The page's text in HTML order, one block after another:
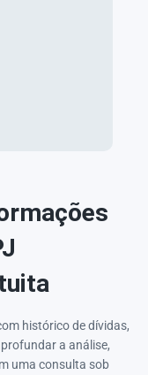
histórico de dívidas,
a análise,
uma consulta sob